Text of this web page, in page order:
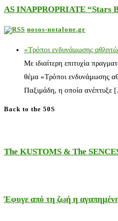
AS INAPPROPRIATE “Stars
nosos-notalone.gr
«Τρόποι ενδυνάμωσης
Με ιδιαίτερη επιτυχία
θέμα «Τρόποι ενδυνάμωσης
Παξιμάδη, η οποία ανέπτυξε
Back to the 50S
The KUSTOMS & The
Έφυγε από τη ζωή η